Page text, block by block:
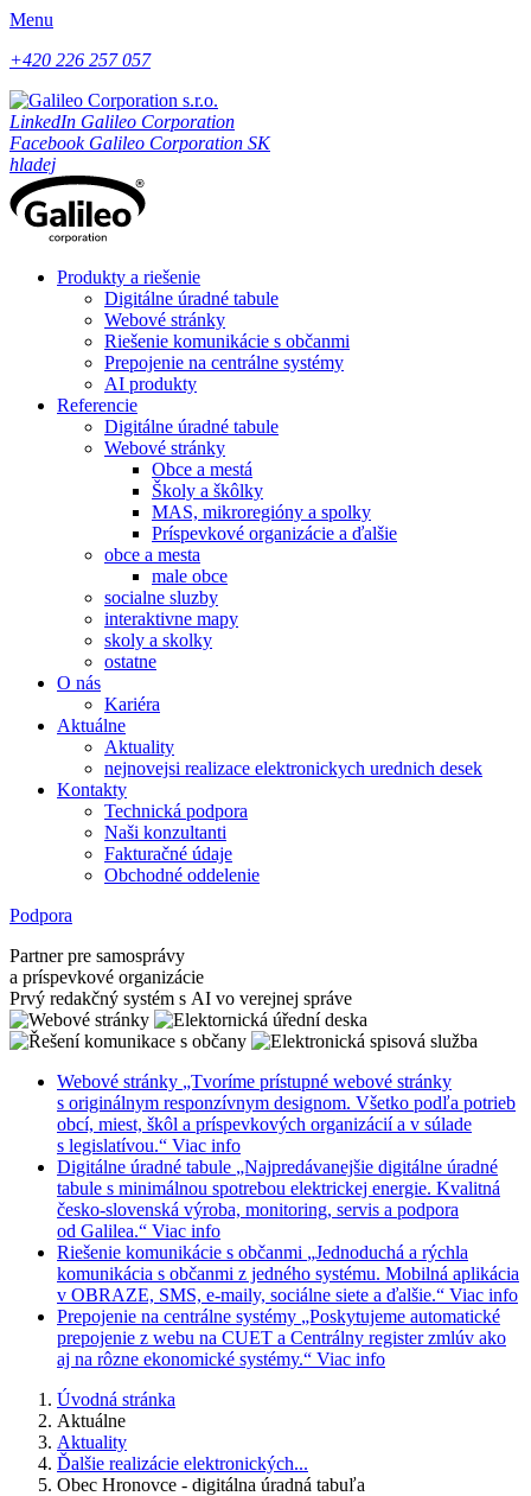
Menu
+420 226 257 057
LinkedIn Galileo Corporation
Facebook Galileo Corporation SK
hladej
Produkty a riešenie
Digitálne úradné tabule
Webové stránky
Riešenie komunikácie s občanmi
Prepojenie na centrálne systémy
AI produkty
Referencie
Digitálne úradné tabule
Webové stránky
Obce a mestá
Školy a škôlky
MAS, mikroregióny a spolky
Príspevkové organizácie a ďalšie
obce a mesta
male obce
socialne sluzby
interaktivne mapy
skoly a skolky
ostatne
O nás
Kariéra
Aktuálne
Aktuality
nejnovejsi realizace elektronickych urednich desek
Kontakty
Technická podpora
Naši konzultanti
Fakturačné údaje
Obchodné oddelenie
Podpora
Partner pre samosprávy
a príspevkové organizácie
Prvý redakčný systém s AI vo verejnej správe
Webové stránky „Tvoríme prístupné webové stránky
s originálnym responzívnym designom. Všetko podľa potrieb
obcí, miest, škôl a príspevkových organizácií a v súlade
s legislatívou.“ Viac info
Digitálne úradné tabule „Najpredávanejšie digitálne úradné
tabule s minimálnou spotrebou elektrickej energie. Kvalitná
česko-slovenská výroba, monitoring, servis a podpora
od Galilea.“ Viac info
Riešenie komunikácie s občanmi „Jednoduchá a rýchla
komunikácia s občanmi z jedného systému. Mobilná aplikácia
v OBRAZE, SMS, e-maily, sociálne siete a ďalšie.“ Viac info
Prepojenie na centrálne systémy „Poskytujeme automatické
prepojenie z webu na CUET a Centrálny register zmlúv ako
aj na rôzne ekonomické systémy.“ Viac info
Úvodná stránka
Aktuálne
Aktuality
Ďalšie realizácie elektronických...
Obec Hronovce - digitálna úradná tabuľa